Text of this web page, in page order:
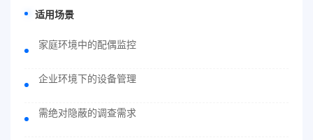
适用场景
家庭环境中的配偶监控
企业环境下的设备管理
需绝对隐蔽的调查需求